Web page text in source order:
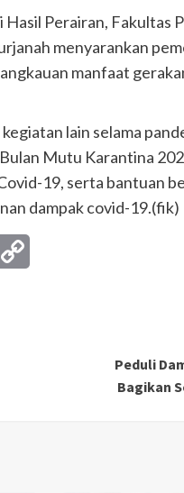
Perairan, Fakultas
menyarankan
manfaat
lain selama
Mutu Karantina
19, serta bantuan
dampak covid-19.(fik)
Peduli
Bagikan